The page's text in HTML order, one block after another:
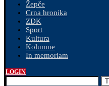
Žepče
Crna hronika
ZDK
Sport
Kultura
Kolumne
In memoriam
LOGIN